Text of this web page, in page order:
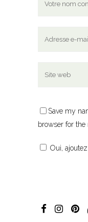
Save my
browser for the
Oui,